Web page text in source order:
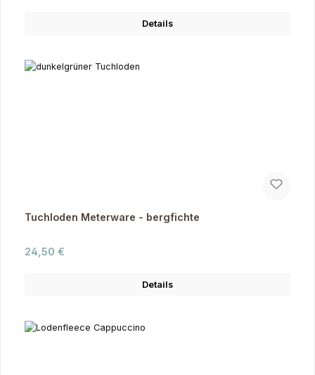
Details
Tuchloden Meterware - bergfichte
Regulärer Preis:
24,50 €
Details